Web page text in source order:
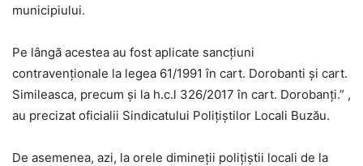
municipiului.
Pe lângă acestea au fost aplicate sancțiuni
contravenționale la legea 61/1991 în cart. Dorobanti și cart.
Simileasca, precum și la h.c.l 326/2017 în cart. Dorobanți.” ,
au precizat oficialii Sindicatului Polițiștilor Locali Buzău.
De asemenea, azi, la orele dimineții polițiștii locali de la